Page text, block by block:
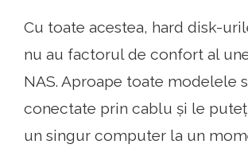
Cu toate acestea, hard disk-
nu au factorul de confort al
NAS. Aproape toate modelele
conectate prin cablu și le
un singur computer la un